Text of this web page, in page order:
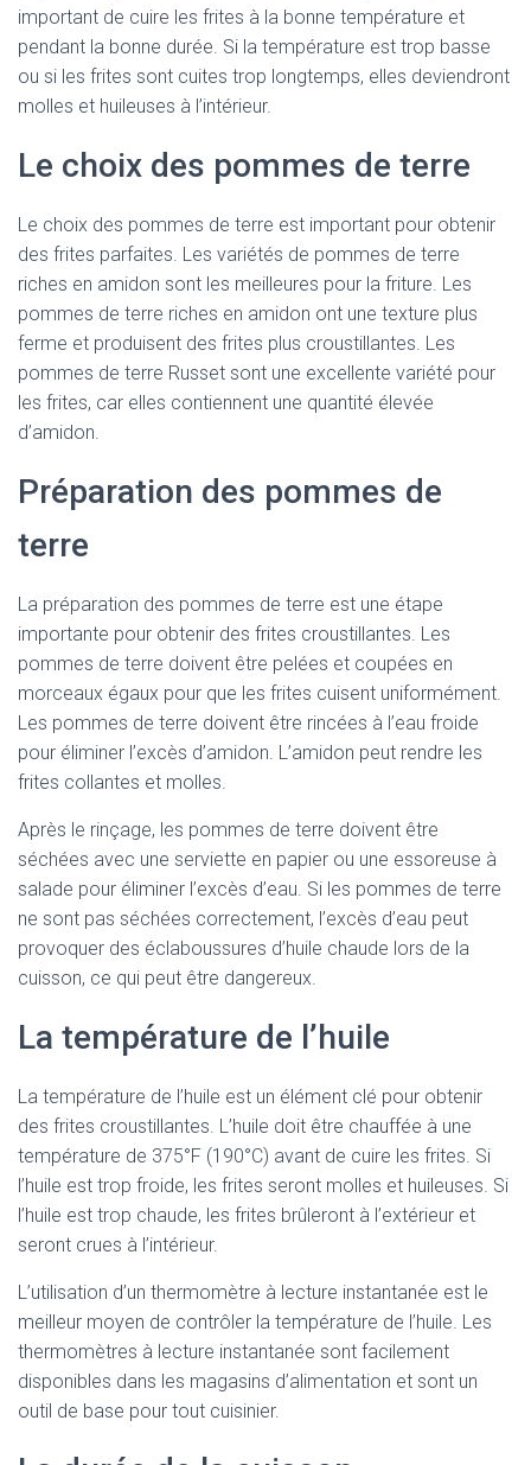
important de cuire les frites à la bonne température et
pendant la bonne durée. Si la température est trop basse
ou si les frites sont cuites trop longtemps, elles deviendront
molles et huileuses à l’intérieur.
Le choix des pommes de terre
Le choix des pommes de terre est important pour obtenir
des frites parfaites. Les variétés de pommes de terre
riches en amidon sont les meilleures pour la friture. Les
pommes de terre riches en amidon ont une texture plus
ferme et produisent des frites plus croustillantes. Les
pommes de terre Russet sont une excellente variété pour
les frites, car elles contiennent une quantité élevée
d’amidon.
Préparation des pommes de
terre
La préparation des pommes de terre est une étape
importante pour obtenir des frites croustillantes. Les
pommes de terre doivent être pelées et coupées en
morceaux égaux pour que les frites cuisent uniformément.
Les pommes de terre doivent être rincées à l’eau froide
pour éliminer l’excès d’amidon. L’amidon peut rendre les
frites collantes et molles.
Après le rinçage, les pommes de terre doivent être
séchées avec une serviette en papier ou une essoreuse à
salade pour éliminer l’excès d’eau. Si les pommes de terre
ne sont pas séchées correctement, l’excès d’eau peut
provoquer des éclaboussures d’huile chaude lors de la
cuisson, ce qui peut être dangereux.
La température de l’huile
La température de l’huile est un élément clé pour obtenir
des frites croustillantes. L’huile doit être chauffée à une
température de 375°F (190°C) avant de cuire les frites. Si
l’huile est trop froide, les frites seront molles et huileuses. Si
l’huile est trop chaude, les frites brûleront à l’extérieur et
seront crues à l’intérieur.
L’utilisation d’un thermomètre à lecture instantanée est le
meilleur moyen de contrôler la température de l’huile. Les
thermomètres à lecture instantanée sont facilement
disponibles dans les magasins d’alimentation et sont un
outil de base pour tout cuisinier.